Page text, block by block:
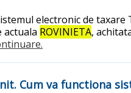
electronic de
actuala ROVINIETA,
Cum va functiona